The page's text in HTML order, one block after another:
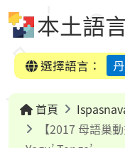
本土語
選擇語言：
首頁
【2017 母語巢